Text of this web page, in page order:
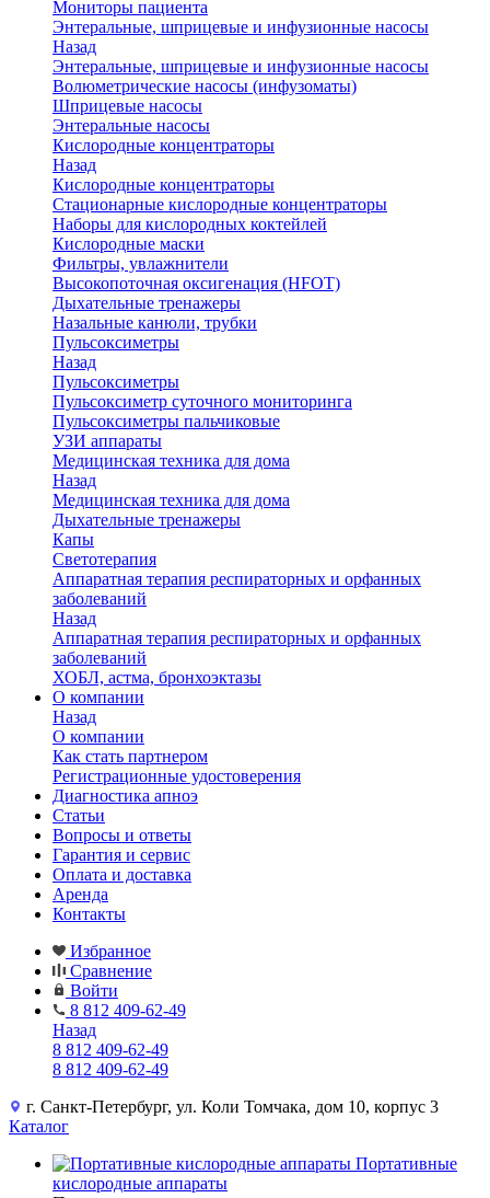
Мониторы пациента
Энтеральные, шприцевые и инфузионные насосы
Назад
Энтеральные, шприцевые и инфузионные насосы
Волюметрические насосы (инфузоматы)
Шприцевые насосы
Энтеральные насосы
Кислородные концентраторы
Назад
Кислородные концентраторы
Стационарные кислородные концентраторы
Наборы для кислородных коктейлей
Кислородные маски
Фильтры, увлажнители
Высокопоточная оксигенация (HFOT)
Дыхательные тренажеры
Назальные канюли, трубки
Пульсоксиметры
Назад
Пульсоксиметры
Пульсоксиметр суточного мониторинга
Пульсоксиметры пальчиковые
УЗИ аппараты
Медицинская техника для дома
Назад
Медицинская техника для дома
Дыхательные тренажеры
Капы
Светотерапия
Аппаратная терапия респираторных и орфанных
заболеваний
Назад
Аппаратная терапия респираторных и орфанных
заболеваний
ХОБЛ, астма, бронхоэктазы
О компании
Назад
О компании
Как стать партнером
Регистрационные удостоверения
Диагностика апноэ
Статьи
Вопросы и ответы
Гарантия и сервис
Оплата и доставка
Аренда
Контакты
Избранное
Сравнение
Войти
8 812 409-62-49
Назад
8 812 409-62-49
8 812 409-62-49
г. Санкт-Петербург, ул. Коли Томчака, дом 10, корпус 3
Каталог
Портативные
кислородные аппараты